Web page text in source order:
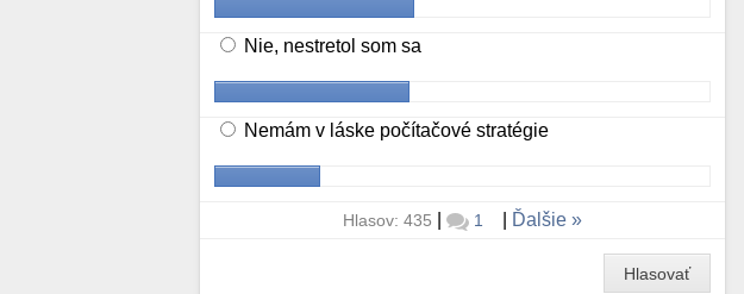
Nie, nestretol som sa
Nemám v láske počítačové stratégie
Hlasov: 435 | 1 Ďalšie
Hlasovať